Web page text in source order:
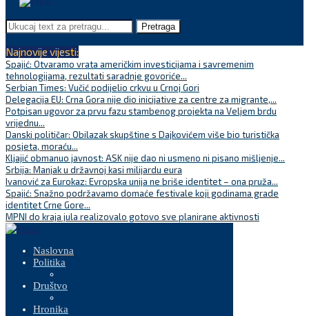
Pretraga
Najnovije vijesti:
Spajić: Otvaramo vrata američkim investicijama i savremenim
tehnologijama, rezultati saradnje govoriće...
Serbian Times: Vučić podijelio crkvu u Crnoj Gori
Delegacija EU: Crna Gora nije dio inicijative za centre za migrante,...
Potpisan ugovor za prvu fazu stambenog projekta na Veljem brdu
vrijednu...
Danski političar: Obilazak skupštine s Dajkovićem više bio turistička
posjeta, moraću...
Kljajić obmanuo javnost: ASK nije dao ni usmeno ni pisano mišljenje...
Srbija: Manjak u državnoj kasi milijardu eura
Ivanović za Eurokaz: Evropska unija ne briše identitet – ona pruža...
Spajić: Snažno podržavamo domaće festivale koji godinama grade
identitet Crne Gore...
MPNI do kraja jula realizovalo gotovo sve planirane aktivnosti
Naslovna
Politika
Društvo
Hronika